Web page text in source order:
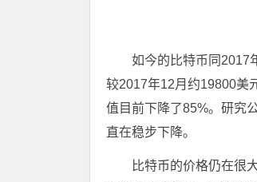
如今的比特币同2017
较2017年12月约19800美
值目前下降了85%。研究
直在稳步下降。
比特币的价格仍在很